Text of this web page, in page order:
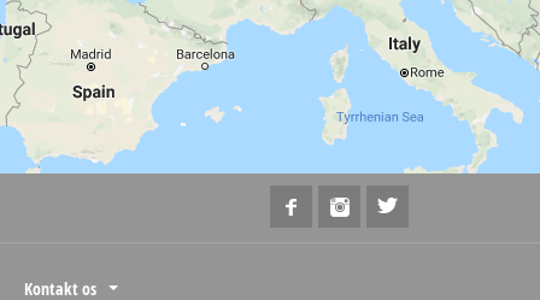
Kontakt os